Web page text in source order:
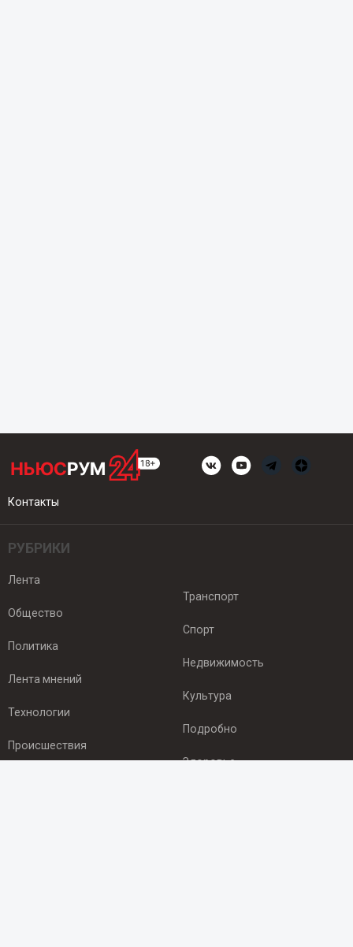
Контакты
РУБРИКИ
Лента
Общество
Политика
Лента мнений
Технологии
Происшествия
Транспорт
Спорт
Недвижимость
Культура
Подробно
Здоровье